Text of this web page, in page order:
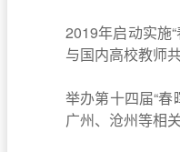
2019年启动实施
与国内高校教师
举办第十四届“
广州、沧州等相